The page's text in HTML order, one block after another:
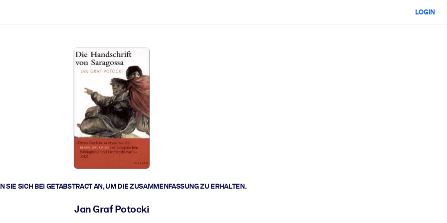
zu lösen und schneller zu handeln.
LOGIN
SIE SICH BEI GETABSTRACT AN, UM DIE ZUSAMMENFASSUNG ZU ERHALTEN.
Jan Graf Potocki